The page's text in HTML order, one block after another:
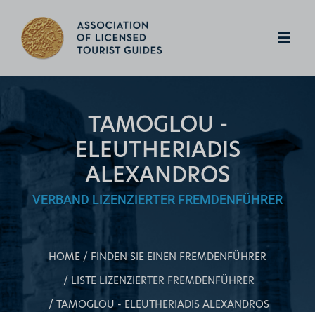
TAMOGLOU -
ELEUTHERIADIS
ALEXANDROS
VERBAND LIZENZIERTER FREMDENFÜHRER
HOME
FINDEN SIE EINEN FREMDENFÜHRER
LISTE LIZENZIERTER FREMDENFÜHRER
TAMOGLOU - ELEUTHERIADIS ALEXANDROS